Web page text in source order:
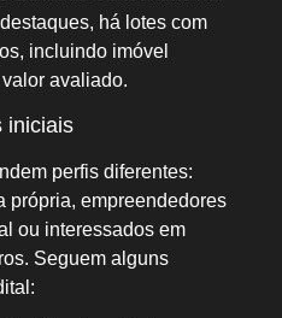
há lotes com
incluindo imóvel
avaliado.
iniciais
perfis diferentes:
própria, empreendedores
ou interessados em
Seguem alguns